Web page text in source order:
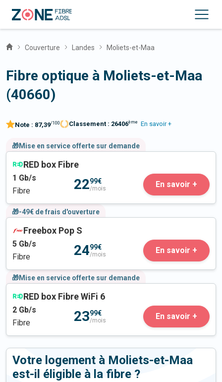
Couverture Landes Moliets-et-Maa
Fibre optique à Moliets-et-Maa
(40660)
Note : 87,39/100 Classement : 26406ème En savoir +
🎁Mise en service offerte sur demande
RED box Fibre
1 Gb/s
Fibre
2299€
/mois En savoir +
🎁-49€ de frais d'ouverture
Freebox Pop S
5 Gb/s
Fibre
2499€
/mois En savoir +
🎁Mise en service offerte sur demande
RED box Fibre WiFi 6
2 Gb/s
Fibre
2399€
/mois En savoir +
Votre logement à Moliets-et-Maa
est-il éligible à la fibre ?